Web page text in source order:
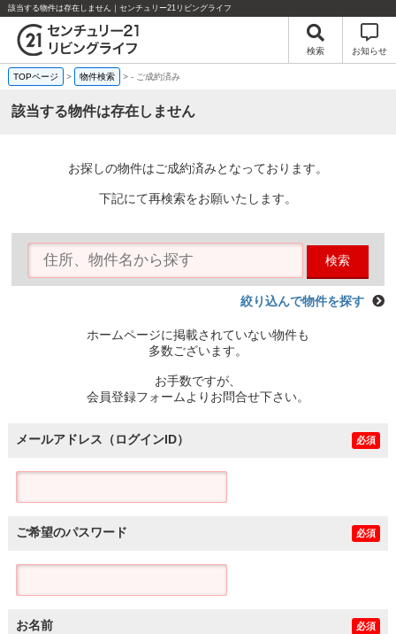
該当する物件は存在しません｜センチュリー21リビングライフ
検索 お知らせ
TOPページ > 物件検索 >- ご成約済み
該当する物件は存在しません
お探しの物件はご成約済みとなっております。
下記にて再検索をお願いたします。
検索
絞り込んで物件を探す
ホームページに掲載されていない物件も
多数ございます。
お手数ですが、
会員登録フォームよりお問合せ下さい。
メールアドレス（ログインID） 必須
ご希望のパスワード 必須
お名前 必須